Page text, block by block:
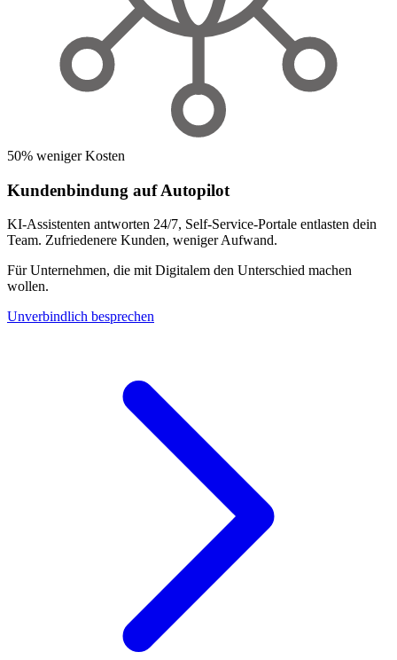
50% weniger Kosten
Kundenbindung auf Autopilot
KI-Assistenten antworten 24/7, Self-Service-Portale entlasten dein
Team. Zufriedenere Kunden, weniger Aufwand.
Für Unternehmen, die mit Digitalem den Unterschied machen
wollen.
Unverbindlich besprechen